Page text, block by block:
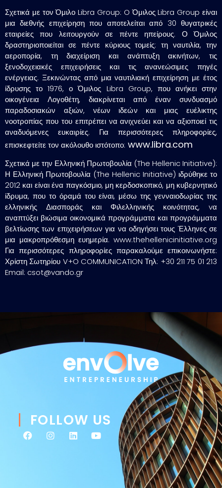
Σχετικά με τον Όμιλο Libra Group: O Όμιλος Libra Group είναι
μια διεθνής επιχείρηση που αποτελείται από 30 θυγατρικές
εταιρείες που λειτουργούν σε πέντε ηπείρους. Ο Όμιλος
δραστηριοποιείται σε πέντε κύριους τομείς: τη ναυτιλία, την
αεροπορία, τη διαχείριση και ανάπτυξη ακινήτων, τις
ξενοδοχειακές επιχειρήσεις και τις ανανεώσιμες πηγές
ενέργειας. Ξεκινώντας από μια ναυτιλιακή επιχείρηση με έτος
ίδρυσης το 1976, ο Όμιλος Libra Group, που ανήκει στην
οικογένεια Λογοθέτη, διακρίνεται από έναν συνδυασμό
παραδοσιακών αξιών, νέων ιδεών και μιας ευέλικτης
νοοτροπίας που του επιτρέπει να ανιχνεύει και να αξιοποιεί τις
αναδυόμενες ευκαιρίες. Για περισσότερες πληροφορίες,
επισκεφτείτε τον ακόλουθο ιστότοπο: www.libra.com
Σχετικά με την Ελληνική Πρωτοβουλία (The Hellenic Initiative):
Η Ελληνική Πρωτοβουλία (The Hellenic Initiative) ιδρύθηκε το
2012 και είναι ένα παγκόσμιο, μη κερδοσκοπικό, μη κυβερνητικό
ίδρυμα, που το όραμά του είναι, μέσω της γενναιοδωρίας της
ελληνικής Διασποράς και Φιλελληνικής κοινότητας, vα
αναπτύξει βιώσιμα οικονομικά προγράμματα και προγράμματα
βελτίωσης των επιχειρήσεων για να οδηγήσει τους Έλληνες σε
μια μακροπρόθεσμη ευημερία. www.thehellenicinitiative.org
Για περισσότερες πληροφορίες παρακαλούμε επικοινωνήστε:
Χρίστη Σωτηρίου V+O COMMUNICATION Τηλ: +30 211 75 01 213
Email: csot@vando.gr
FOLLOW US